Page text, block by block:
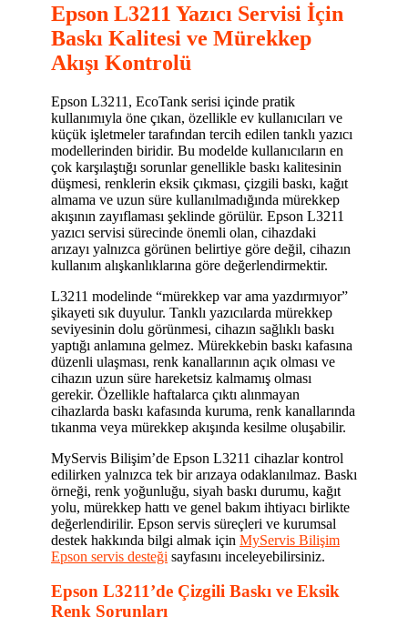
Epson L3211 Yazıcı Servisi İçin
Baskı Kalitesi ve Mürekkep
Akışı Kontrolü
Epson L3211, EcoTank serisi içinde pratik
kullanımıyla öne çıkan, özellikle ev kullanıcıları ve
küçük işletmeler tarafından tercih edilen tanklı yazıcı
modellerinden biridir. Bu modelde kullanıcıların en
çok karşılaştığı sorunlar genellikle baskı kalitesinin
düşmesi, renklerin eksik çıkması, çizgili baskı, kağıt
almama ve uzun süre kullanılmadığında mürekkep
akışının zayıflaması şeklinde görülür. Epson L3211
yazıcı servisi sürecinde önemli olan, cihazdaki
arızayı yalnızca görünen belirtiye göre değil, cihazın
kullanım alışkanlıklarına göre değerlendirmektir.
L3211 modelinde “mürekkep var ama yazdırmıyor”
şikayeti sık duyulur. Tanklı yazıcılarda mürekkep
seviyesinin dolu görünmesi, cihazın sağlıklı baskı
yaptığı anlamına gelmez. Mürekkebin baskı kafasına
düzenli ulaşması, renk kanallarının açık olması ve
cihazın uzun süre hareketsiz kalmamış olması
gerekir. Özellikle haftalarca çıktı alınmayan
cihazlarda baskı kafasında kuruma, renk kanallarında
tıkanma veya mürekkep akışında kesilme oluşabilir.
MyServis Bilişim’de Epson L3211 cihazlar kontrol
edilirken yalnızca tek bir arızaya odaklanılmaz. Baskı
örneği, renk yoğunluğu, siyah baskı durumu, kağıt
yolu, mürekkep hattı ve genel bakım ihtiyacı birlikte
değerlendirilir. Epson servis süreçleri ve kurumsal
destek hakkında bilgi almak için MyServis Bilişim
Epson servis desteği sayfasını inceleyebilirsiniz.
Epson L3211’de Çizgili Baskı ve Eksik
Renk Sorunları